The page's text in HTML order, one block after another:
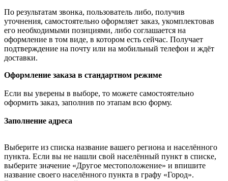
По результатам звонка, пользователь либо, получив
уточнения, самостоятельно оформляет заказ, укомплектовав
его необходимыми позициями, либо соглашается на
оформление в том виде, в котором есть сейчас. Получает
подтверждение на почту или на мобильный телефон и ждёт
доставки.
Оформление заказа в стандартном режиме
Если вы уверены в выборе, то можете самостоятельно
оформить заказ, заполнив по этапам всю форму.
Заполнение адреса
Выберите из списка название вашего региона и населённого
пункта. Если вы не нашли свой населённый пункт в списке,
выберите значение «Другое местоположение» и впишите
название своего населённого пункта в графу «Город».